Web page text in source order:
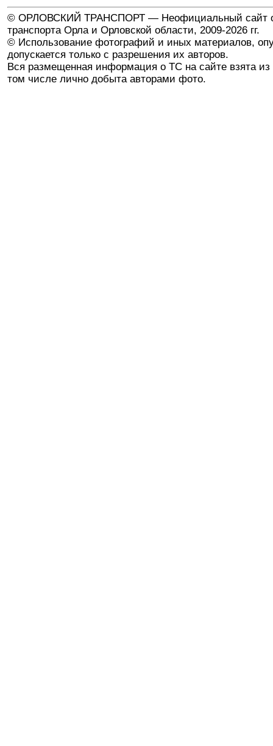
© ОРЛОВСКИЙ ТРАНСПОРТ — Неофициальный сайт
транспорта Орла и Орловской области, 2009-2026 гг.
© Использование фотографий и иных материалов,
допускается только с разрешения их авторов.
Вся размещенная информация о ТС на сайте взята из
том числе лично добыта авторами фото.